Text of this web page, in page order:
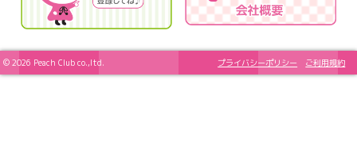
© 2026 Peach Club co.,ltd. ご利用規約
プライバシーポリシー